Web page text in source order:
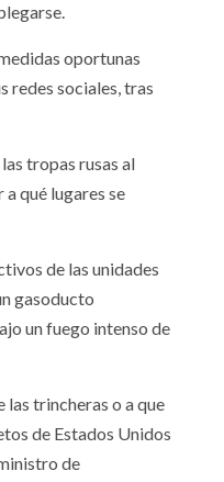
oportunas
redes sociales, tras
tropas rusas al
qué lugares se
de las unidades
gasoducto
un fuego intenso de
las trincheras o a que
de Estados Unidos
de